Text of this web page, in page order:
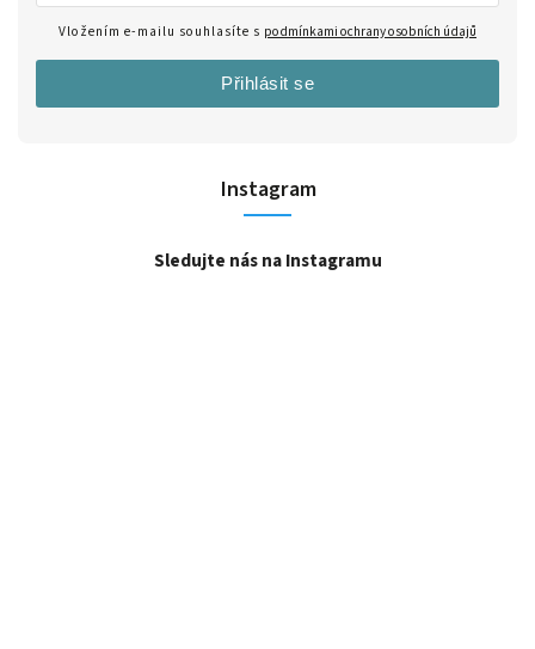
Instagram
Sledujte nás na Instagramu
Vložením e-mailu souhlasíte s podmínkami ochrany osobních údajů
Přihlásit se